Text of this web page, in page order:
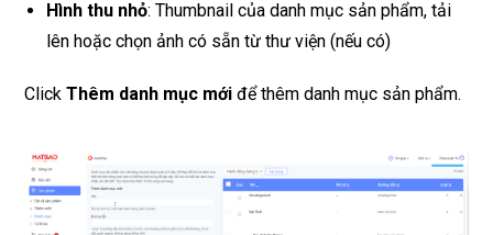
Hình thu nhỏ: Thumbnail của danh mục sản phẩm, tải
lên hoặc chọn ảnh có sẵn từ thư viện (nếu có)
Click Thêm danh mục mới để thêm danh mục sản phẩm.